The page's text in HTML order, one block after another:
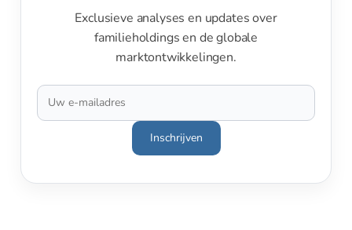
Exclusieve analyses en updates over
familieholdings en de globale
marktontwikkelingen.
Inschrijven